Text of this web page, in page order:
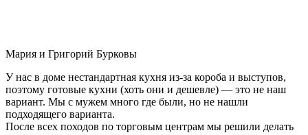
Мария и Григорий Бурковы
У нас в доме нестандартная кухня из-за короба и выступов,
поэтому готовые кухни (хоть они и дешевле) — это не наш
вариант. Мы с мужем много где были, но не нашли
подходящего варианта.
После всех походов по торговым центрам мы решили делать